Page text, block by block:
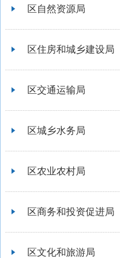
区自然资源局
区住房和城乡建设局
区交通运输局
区城乡水务局
区农业农村局
区商务和投资促进局
区文化和旅游局